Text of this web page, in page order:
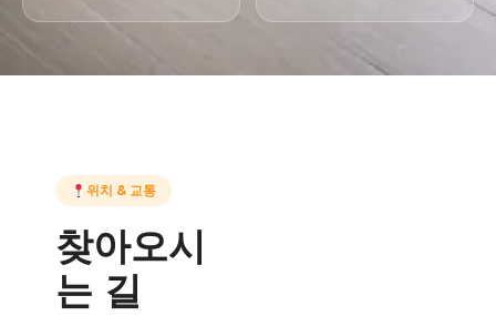
위치 & 교통
찾아오시
는 길